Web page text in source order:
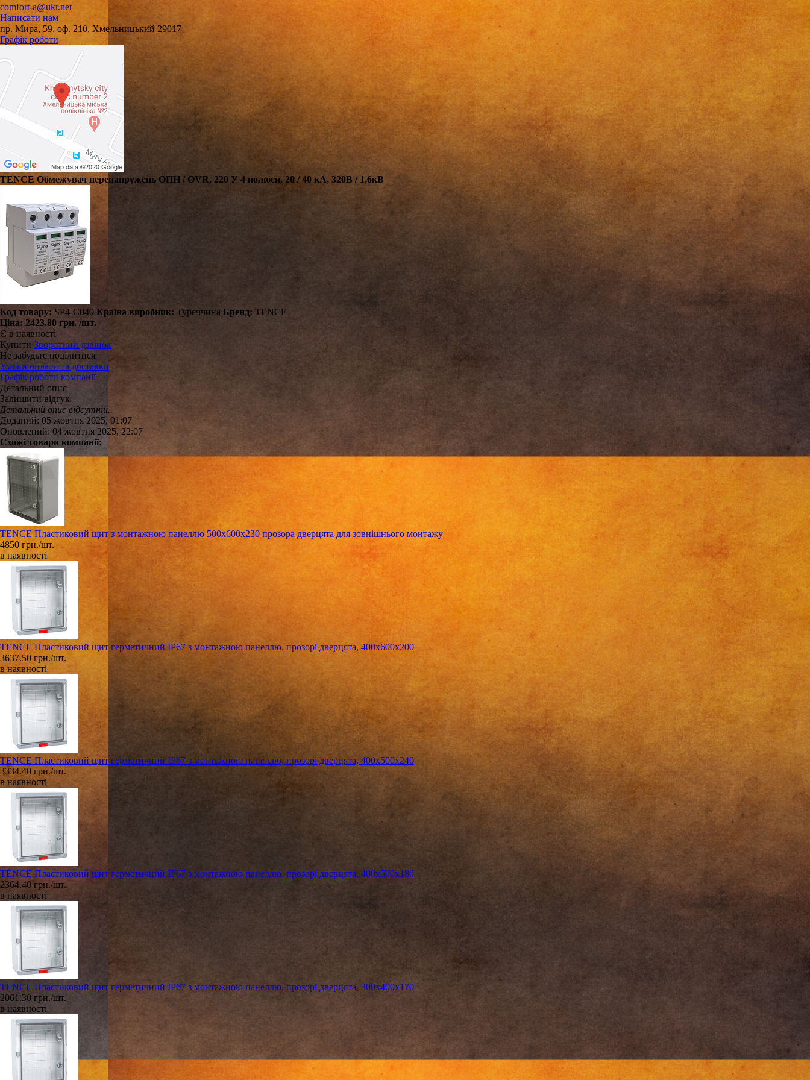
comfort-a@ukr.net
Написати нам
пр. Мира, 59, оф. 210, Хмельницький 29017
Графік роботи
TENCE Обмежувач перенапружень ОПН / OVR, 220 У 4 полюси, 20 / 40 кА, 320В / 1,6кВ
Код товару: SP4-C040 Країна виробник: Туреччина Бренд: TENCE
Ціна: 2423.80 грн. /шт.
Є в наявності
Купити Зворотний дзвінок
Не забудьте поділитися
Умови оплати та доставки
Графік роботи компанії
Детальний опис
Залишити відгук
Детальний опис відсутній..
Доданий: 05 жовтня 2025, 01:07
Оновлений: 04 жовтня 2025, 22:07
Схожі товари компанії:
TENCE Пластиковий щит з монтажною панеллю 500х600х230 прозора дверцята для зовнішнього монтажу
4850 грн./шт.
в наявності
TENCE Пластиковий щит герметичний IP67 з монтажною панеллю, прозорі дверцята, 400х600х200
3637.50 грн./шт.
в наявності
TENCE Пластиковий щит герметичний IP67 з монтажною панеллю, прозорі дверцята, 400х500х240
3334.40 грн./шт.
в наявності
TENCE Пластиковий щит герметичний IP67 з монтажною панеллю, прозорі дверцята, 400х500х180
2364.40 грн./шт.
в наявності
TENCE Пластиковий щит герметичний IP67 з монтажною панеллю, прозорі дверцята, 300х400х170
2061.30 грн./шт.
в наявності